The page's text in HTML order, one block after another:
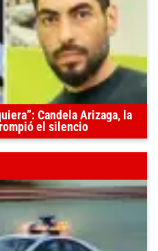
Candela Arizaga, la
el silencio